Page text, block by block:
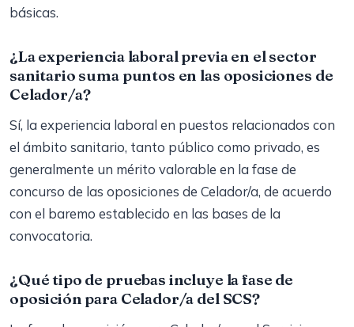
básicas.
¿La experiencia laboral previa en el sector
sanitario suma puntos en las oposiciones de
Celador/a?
Sí, la experiencia laboral en puestos relacionados con
el ámbito sanitario, tanto público como privado, es
generalmente un mérito valorable en la fase de
concurso de las oposiciones de Celador/a, de acuerdo
con el baremo establecido en las bases de la
convocatoria.
¿Qué tipo de pruebas incluye la fase de
oposición para Celador/a del SCS?